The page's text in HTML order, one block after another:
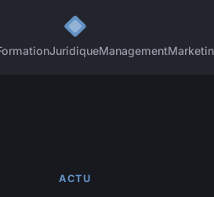
JuridiqueManagement
ACTU